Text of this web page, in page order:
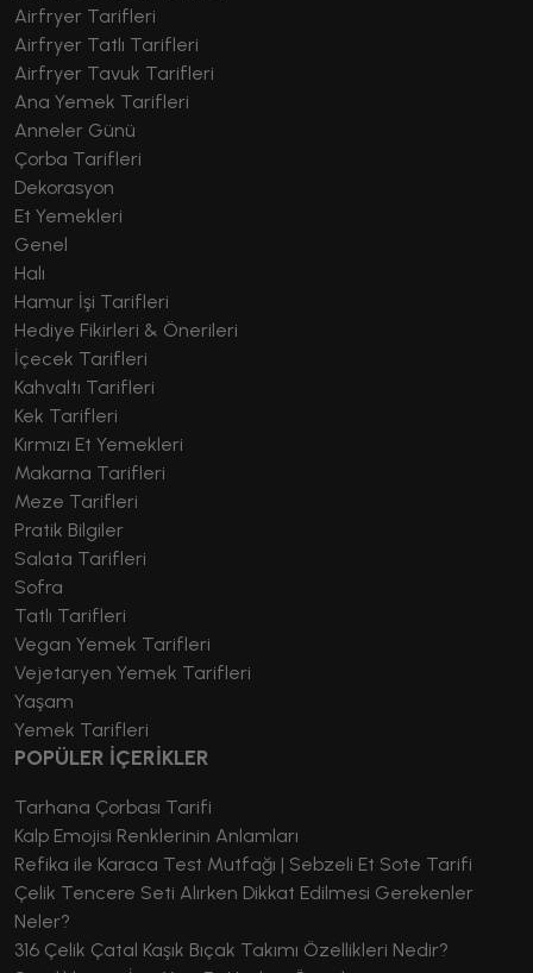
Airfryer Tarifleri
Airfryer Tatlı Tarifleri
Airfryer Tavuk Tarifleri
Ana Yemek Tarifleri
Anneler Günü
Çorba Tarifleri
Dekorasyon
Et Yemekleri
Genel
Halı
Hamur İşi Tarifleri
Hediye Fikirleri & Önerileri
İçecek Tarifleri
Kahvaltı Tarifleri
Kek Tarifleri
Kırmızı Et Yemekleri
Makarna Tarifleri
Meze Tarifleri
Pratik Bilgiler
Salata Tarifleri
Sofra
Tatlı Tarifleri
Vegan Yemek Tarifleri
Vejetaryen Yemek Tarifleri
Yaşam
Yemek Tarifleri
POPÜLER İÇERİKLER
Tarhana Çorbası Tarifi
Kalp Emojisi Renklerinin Anlamları
Refika ile Karaca Test Mutfağı | Sebzeli Et Sote Tarifi
Çelik Tencere Seti Alırken Dikkat Edilmesi Gerekenler
Neler?
316 Çelik Çatal Kaşık Bıçak Takımı Özellikleri Nedir?